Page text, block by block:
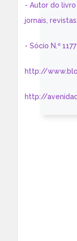
- Autor do
jornais,
- Sócio N.º
http://
http://